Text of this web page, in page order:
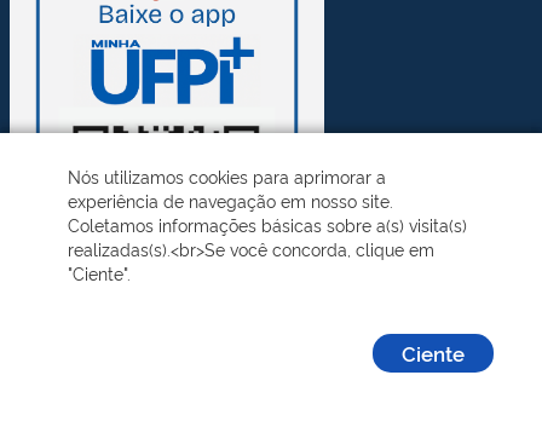
Nós utilizamos cookies para aprimorar a
experiência de navegação em nosso site.
Coletamos informações básicas sobre a(s) visita(s)
realizadas(s).<br>Se você concorda, clique em
"Ciente".
Ciente